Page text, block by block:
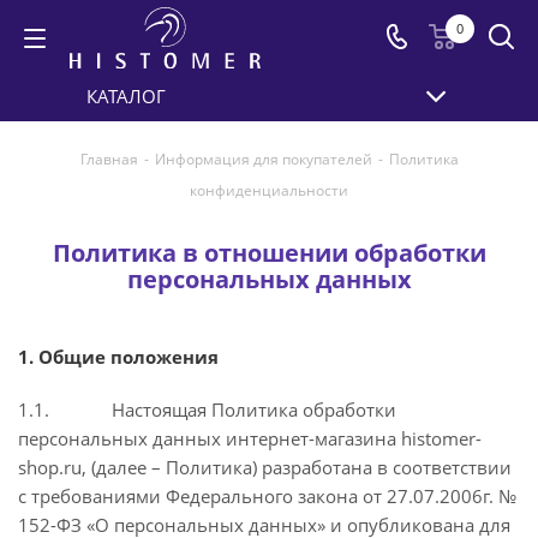
0
КАТАЛОГ
Главная - Информация для покупателей - Политика
конфиденциальности
Политика в отношении обработки
персональных данных
1. Общие положения
1.1. Настоящая Политика обработки
персональных данных интернет-магазина histomer-
shop.ru, (далее – Политика) разработана в соответствии
с требованиями Федерального закона от 27.07.2006г. №
152-ФЗ «О персональных данных» и опубликована для